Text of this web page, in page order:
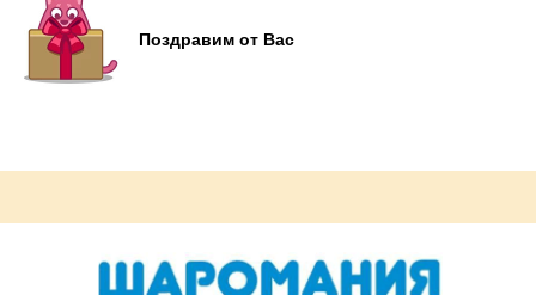
Поздравим от Вас